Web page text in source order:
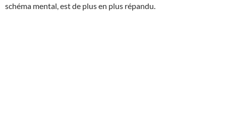
schéma mental, est de plus en plus répandu.